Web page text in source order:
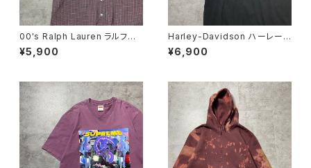
00's Ralph Lauren ラルフロ
ーレン 刺繍ロゴ ポニー チ
ェック総柄 半袖 ボタンダウ
¥5,900
Harley-Davidson ハーレーダ
ビッドソン ヘラジカ プリン
ト コピーライト2016 ブラッ
¥6,900